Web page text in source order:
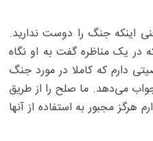
اینکه جنگ را دوست ندارید.
در یک مناظره گفت به او نگاه
دارم که کاملا در مورد جنگ
می‌دهد. ما صلح را از طریق
مجبور به استفاده از آنها